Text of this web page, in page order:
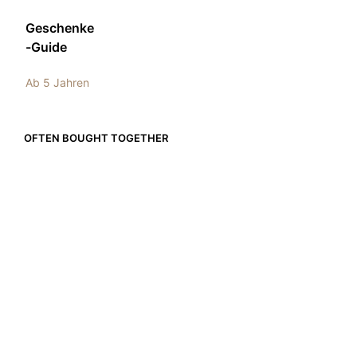
Geschenke
-Guide
Ab 5 Jahren
OFTEN BOUGHT TOGETHER